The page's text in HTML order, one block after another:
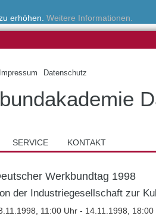
erhöhen. Weitere Informationen.
Impressum Datenschutz
SERVICE KONTAKT
Werkbundtag 1998
der Industriegesellschaft zur
11:00 Uhr - 14.11.1998, 18:00